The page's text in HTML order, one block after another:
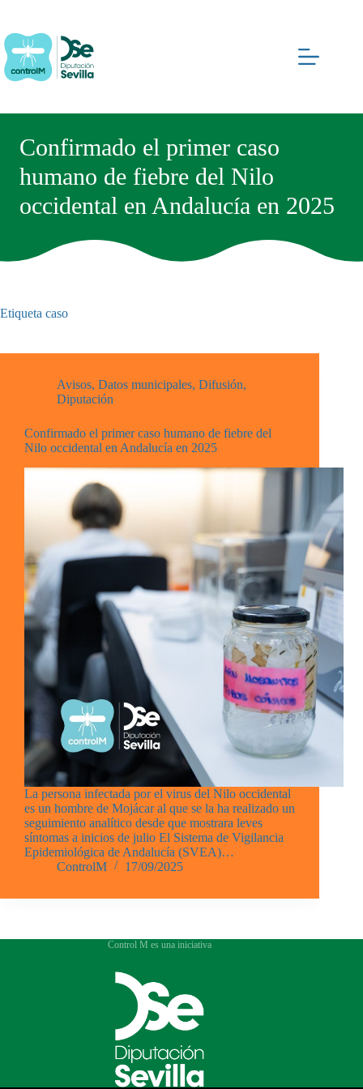
contenido
Confirmado el primer caso
humano de fiebre del Nilo
occidental en Andalucía en 2025
Etiqueta caso
Avisos, Datos municipales, Difusión,
Diputación
Confirmado el primer caso humano de fiebre del
Nilo occidental en Andalucía en 2025
La persona infectada por el virus del Nilo occidental
es un hombre de Mojácar al que se la ha realizado un
seguimiento analítico desde que mostrara leves
síntomas a inicios de julio El Sistema de Vigilancia
Epidemiológica de Andalucía (SVEA)…
ControlM
17/09/2025
Control M es una iniciativa